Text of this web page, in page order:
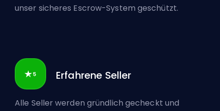
unser sicheres Escrow-System geschützt.
Erfahrene Seller
Alle Seller werden gründlich gecheckt und